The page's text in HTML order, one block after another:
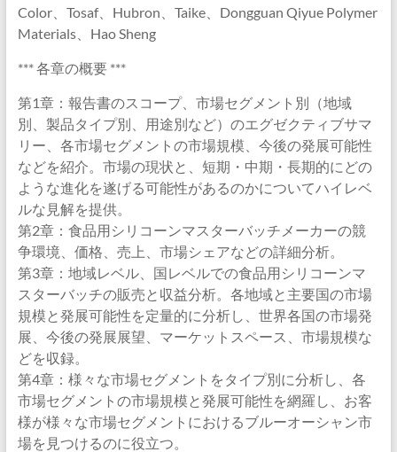
Color、Tosaf、Hubron、Taike、Dongguan Qiyue Polymer
Materials、Hao Sheng
*** 各章の概要 ***
第1章：報告書のスコープ、市場セグメント別（地域
別、製品タイプ別、用途別など）のエグゼクティブサマ
リー、各市場セグメントの市場規模、今後の発展可能性
などを紹介。市場の現状と、短期・中期・長期的にどの
ような進化を遂げる可能性があるのかについてハイレベ
ルな見解を提供。
第2章：食品用シリコーンマスターバッチメーカーの競
争環境、価格、売上、市場シェアなどの詳細分析。
第3章：地域レベル、国レベルでの食品用シリコーンマ
スターバッチの販売と収益分析。各地域と主要国の市場
規模と発展可能性を定量的に分析し、世界各国の市場発
展、今後の発展展望、マーケットスペース、市場規模な
どを収録。
第4章：様々な市場セグメントをタイプ別に分析し、各
市場セグメントの市場規模と発展可能性を網羅し、お客
様が様々な市場セグメントにおけるブルーオーシャン市
場を見つけるのに役立つ。